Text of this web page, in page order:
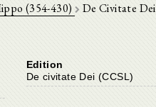
(354-430) De Civitate Dei
Edition
De civitate Dei (CCSL)